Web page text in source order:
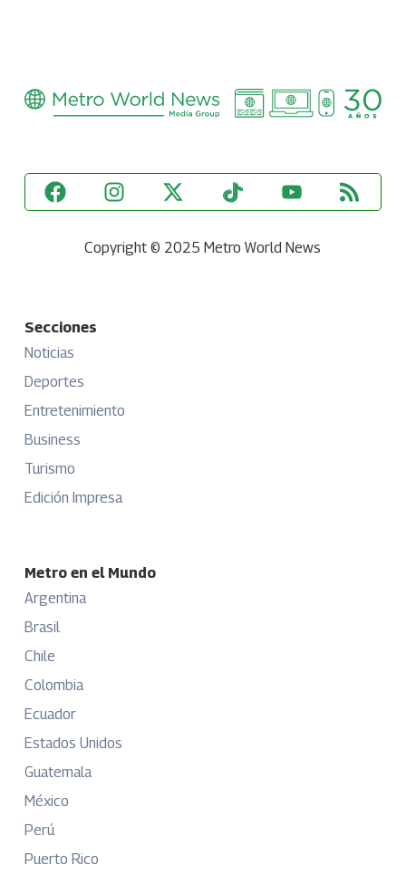
Copyright © 2025 Metro World News
Secciones
Noticias
Deportes
Entretenimiento
Business
Turismo
Edición Impresa
Metro en el Mundo
Argentina
Brasil
Chile
Colombia
Ecuador
Estados Unidos
Guatemala
México
Perú
Puerto Rico